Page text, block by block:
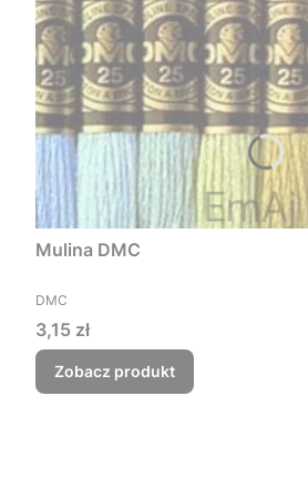
Mulina DMC
PRODUCENT
DMC
Cena
3,15 zł
Zobacz produkt